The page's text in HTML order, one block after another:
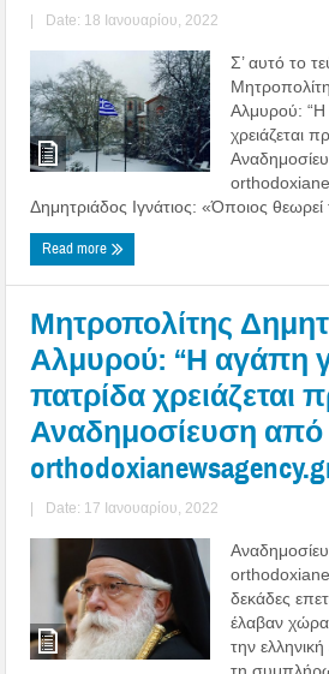
| Date: 18 Ιανουαρίου, 2022
Σ’ αυτό το
Αλμυρού: “Η
χρειάζεται
Δημητριάδος Ιγνάτιος: «Όποιος θεωρεί
Read more
Μητροπολίτης
Αλμυρού: “Η αγάπη
πατρίδα χρειάζεται
Αναδημοσίευση από
| Date: 17 Ιανουαρίου, 2022
δεκάδες
έλαβαν
την
τη